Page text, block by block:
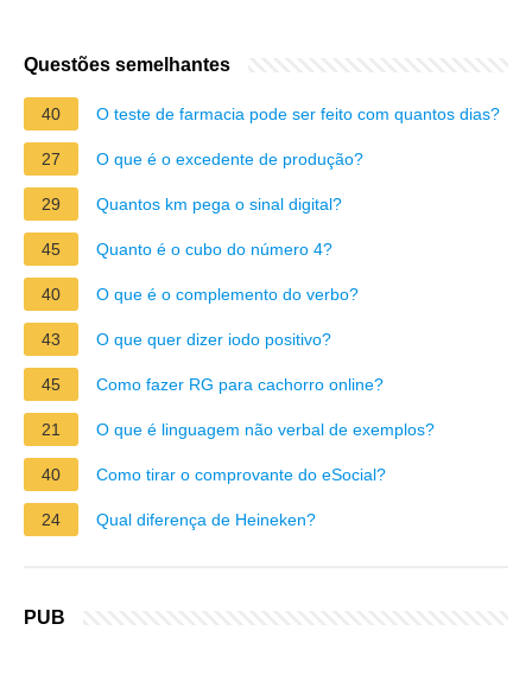
Questões semelhantes
40 O teste de farmacia pode ser feito com quantos dias?
27 O que é o excedente de produção?
29 Quantos km pega o sinal digital?
45 Quanto é o cubo do número 4?
40 O que é o complemento do verbo?
43 O que quer dizer iodo positivo?
45 Como fazer RG para cachorro online?
21 O que é linguagem não verbal de exemplos?
40 Como tirar o comprovante do eSocial?
24 Qual diferença de Heineken?
PUB